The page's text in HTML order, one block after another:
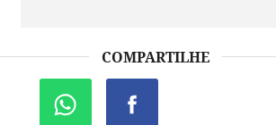
COMPARTILHE